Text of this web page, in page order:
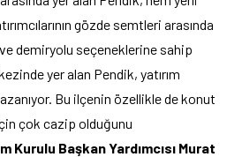
gözde semtleri arasında
demiryolu seçeneklerine sahip
yer alan Pendik, yatırım
Bu ilçenin özellikle de konut
çok cazip olduğunu
Kurulu Başkan Yardımcısı Murat